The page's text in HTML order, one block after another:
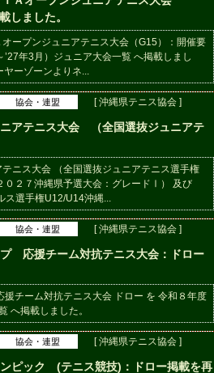
しました。
オープンジュニアテニス大会（G15）：開催要
年3月）ジュニア大会一覧 へ掲載しまし
ーゾーンよりネ...
協会・連盟 [ 沖縄県テニス協会 ]
アテニス大会 （全国選抜ジュニアテ
ニス大会 （全国選抜ジュニアテニス選手権
０２７沖縄県予選大会：グレードⅠ） 及び
選手権U12/U14沖縄...
協会・連盟 [ 沖縄県テニス協会 ]
応援チーム対抗テニス大会：ドロー
援チーム対抗テニス大会 ドロー を 令和８年度
へ掲載しました。
協会・連盟 [ 沖縄県テニス協会 ]
ピック (テニス競技)：ドロー掲載を再